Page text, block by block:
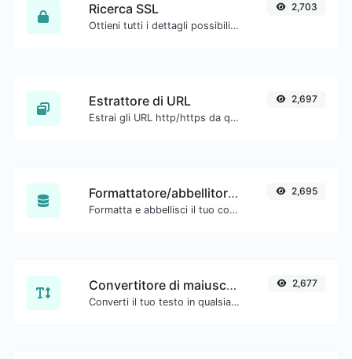
Ricerca SSL
Ottieni tutti i dettagli possibili su un certificato SSL.
2,703
Estrattore di URL
Estrai gli URL http/https da qualsiasi tipo di contenuto testuale.
2,697
Formattatore/abbellitore SQL
Formatta e abbellisci il tuo codice SQL con facilità.
2,695
Convertitore di maiuscole/minuscole
Converti il tuo testo in qualsiasi tipo di formato, come minuscolo, MAIUSCOLO, camelCase...etc.
2,677